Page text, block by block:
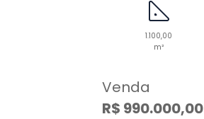
1.100,00
m²
Venda
R$ 990.000,00